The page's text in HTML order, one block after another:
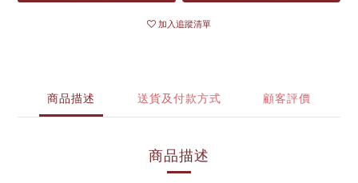
加入追蹤清單
商品描述 送貨及付款方式 顧客評價
商品描述